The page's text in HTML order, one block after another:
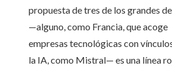
propuesta de tres de los grandes
—alguno, como Francia, que acoge
empresas tecnológicas con
la IA, como Mistral— es una línea